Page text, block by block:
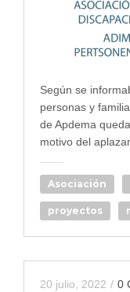
Según se
personas y
de Apdema
motivo del
Asociación
proyectos
20 julio, 2022 / 0